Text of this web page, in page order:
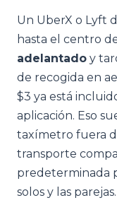
Un UberX o Lyft
hasta el centro
adelantado y
de recogida en
$3 ya está
aplicación. Eso
taxímetro fuera
transporte
predeterminada
solos y las parejas.